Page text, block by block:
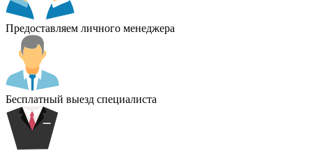
Предоставляем личного менеджера
Бесплатный выезд специалиста